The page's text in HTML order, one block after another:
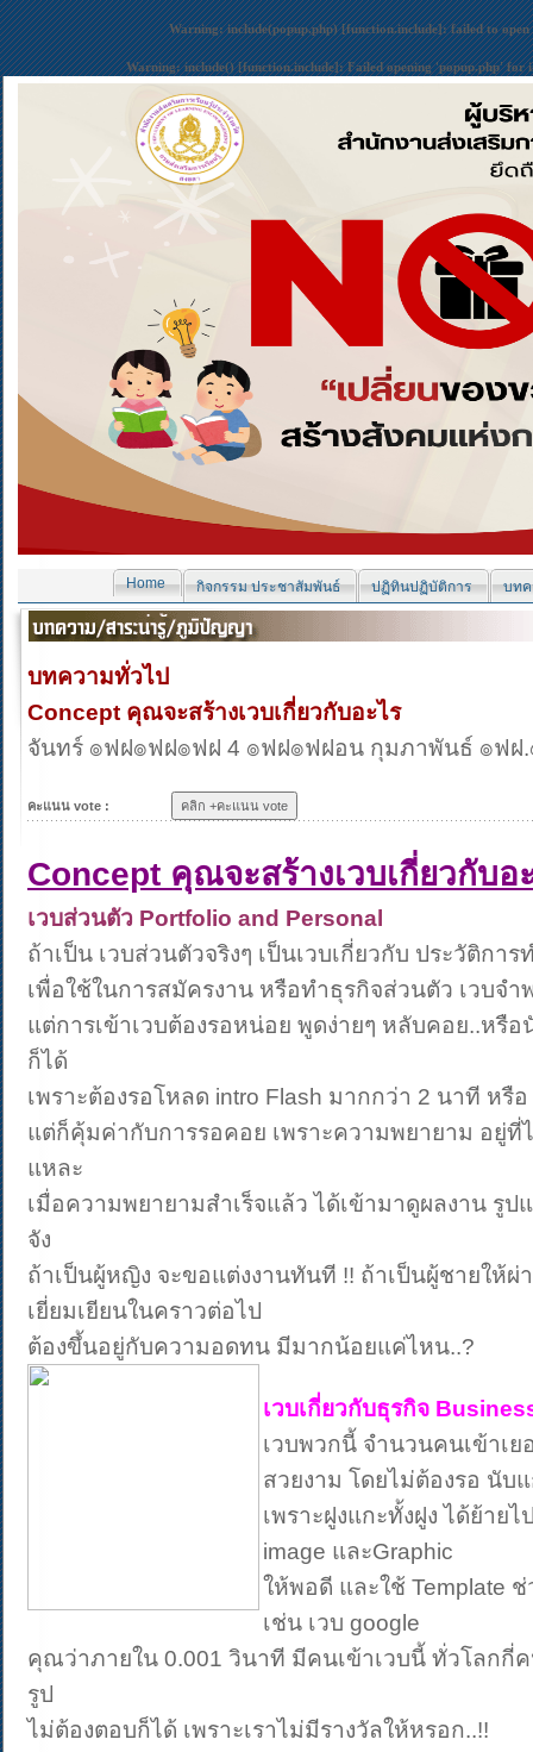
Warning: include(popup.php) [function.include]: failed to
Warning: include() [function.include]: Failed opening 'popup.php' for
Home กิจกรรม ประชาสัมพันธ์ ปฏิทินปฏิบัติการ บทค
บทความทั่วไป
Concept คุณจะสร้างเวบเกี่ยวกับอะไร
จันทร์ ๏ฟฝ๏ฟฝ๏ฟฝ 4 ๏ฟฝ๏ฟฝอน กุมภาพันธ์ ๏ฟฝ.
คะแนน vote :
Concept คุณจะสร้างเวบเกี่ยวกับอ
เวบส่วนตัว Portfolio and Personal
ถ้าเป็น เวบส่วนตัวจริงๆ เป็นเวบเกี่ยวกับ ประวัติก
เพื่อใช้ในการสมัครงาน หรือทำธุรกิจส่วนตัว เวบจ
แต่การเข้าเวบต้องรอหน่อย พูดง่ายๆ หลับคอย..หรื
ก็ได้
เพราะต้องรอโหลด intro Flash มากกว่า 2 นาที หรื
แต่ก็คุ้มค่ากับการรอคอย เพราะความพยายาม อยู่
แหละ
เมื่อความพยายามสำเร็จแล้ว ได้เข้ามาดูผลงาน รูป
จัง
ถ้าเป็นผู้หญิง จะขอแต่งงานทันที !! ถ้าเป็นผู้ชายให้ผ่
เยี่ยมเยียนในคราวต่อไป
ต้องขึ้นอยู่กับความอดทน มีมากน้อยแค่ไหน..?
เวบเกี่ยวกับธุรกิจ
เวบพวกนี้ จำนวนคนเข้าเ
สวยงาม โดยไม่ต้องรอ นับ
เพราะฝูงแกะทั้งฝูง ได้ย้าย
image และGraphic
ให้พอดี และใช้ Template ช่
เช่น เวบ google
คุณว่าภายใน 0.001 วินาที มีคนเข้าเวบนี้ ทั่วโลกกี่
รูป
ไม่ต้องตอบก็ได้ เพราะเราไม่มีรางวัลให้หรอก..!!